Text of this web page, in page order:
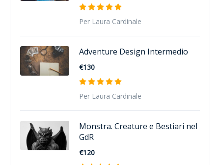
Per Laura Cardinale
Adventure Design Intermedio
€130
Per Laura Cardinale
Monstra. Creature e Bestiari nel
GdR
€120